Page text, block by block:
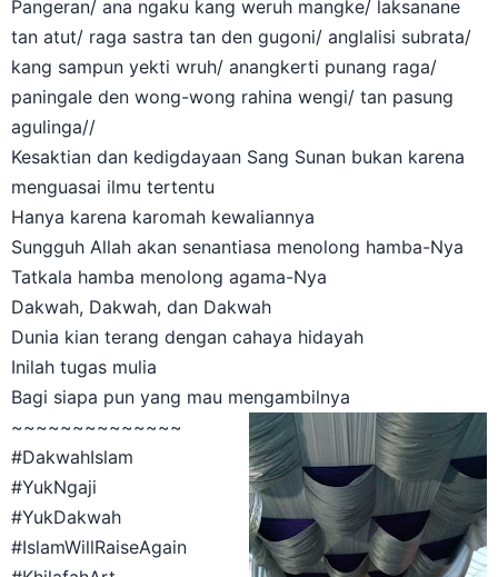
tan atut/ raga sastra tan den gugoni/ anglalisi subrata/
kang sampun yekti wruh/ anangkerti punang raga/
paningale den wong-wong rahina wengi/ tan pasung
agulinga//
Kesaktian dan kedigdayaan Sang Sunan bukan karena
menguasai ilmu tertentu
Hanya karena karomah kewaliannya
Sungguh Allah akan senantiasa menolong hamba-Nya
Tatkala hamba menolong agama-Nya
Dakwah, Dakwah, dan Dakwah
Dunia kian terang dengan cahaya hidayah
Inilah tugas mulia
Bagi siapa pun yang mau mengambilnya
~~~~~~~~~~~~~~
#DakwahIslam
#YukNgaji
#YukDakwah
#IslamWillRaiseAgain
#KhilafahArt